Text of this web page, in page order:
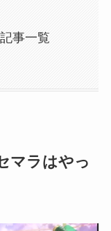
事一覧
マラはやっ